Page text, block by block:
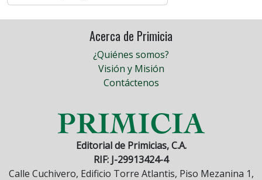
Acerca de Primicia
¿Quiénes somos?
Visión y Misión
Contáctenos
Editorial de Primicias, C.A.
RIF: J-29913424-4
Calle Cuchivero, Edificio Torre Atlantis, Piso Mezanina 1,